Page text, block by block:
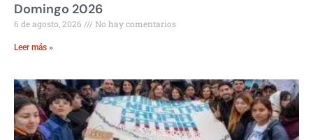
Domingo 2026
6 de agosto, 2026 No hay comentarios
Leer más »